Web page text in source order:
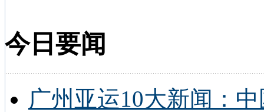
今日要闻
广州亚运10大新闻：